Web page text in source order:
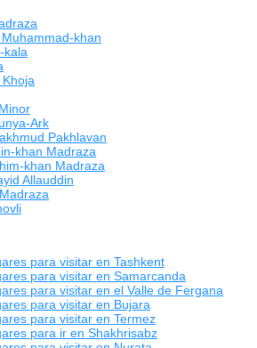
khan
kala
Ark
Pakhlavan
khan Madraza
khan Madraza
Allauddin
para visitar en Tashkent
para visitar en Samarcanda
para visitar en el Valle de Fergana
para visitar en Bujara
para visitar en Termez
para ir en Shakhrisabz